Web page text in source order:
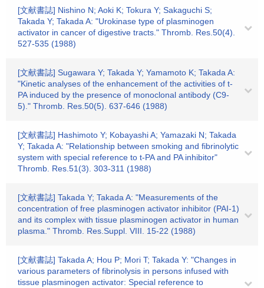
[文献書誌] Nishino N; Aoki K; Tokura Y; Sakaguchi S;
Takada Y; Takada A: "Urokinase type of plasminogen
activator in cancer of digestive tracts." Thromb. Res.50(4).
527-535 (1988)
[文献書誌] Sugawara Y; Takada Y; Yamamoto K; Takada A:
"Kinetic analyses of the enhancement of the activities of t-
PA induced by the presence of monoclonal antibody (C9-
5)." Thromb. Res.50(5). 637-646 (1988)
[文献書誌] Hashimoto Y; Kobayashi A; Yamazaki N; Takada
Y; Takada A: "Relationship between smoking and fibrinolytic
system with special reference to t-PA and PA inhibitor"
Thromb. Res.51(3). 303-311 (1988)
[文献書誌] Takada Y; Takada A: "Measurements of the
concentration of free plasminogen activator inhibitor (PAI-1)
and its complex with tissue plasminogen activator in human
plasma." Thromb. Res.Suppl. VIII. 15-22 (1988)
[文献書誌] Takada A; Hou P; Mori T; Takada Y: "Changes in
various parameters of fibrinolysis in persons infused with
tissue plasminogen activator: Special reference to